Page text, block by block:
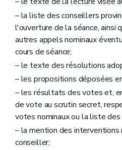
– la liste des conseillers
l'ouverture de la séance, ainsi
autres appels nominaux
cours de séance;
– le texte des résolutions
– les propositions déposées
– les résultats des votes et,
de vote au scrutin secret,
votes nominaux ou la liste
– la mention des interventions
conseiller;